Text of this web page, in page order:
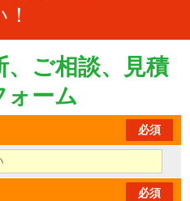
！
、ご相談、見積
ォーム
必須
必須